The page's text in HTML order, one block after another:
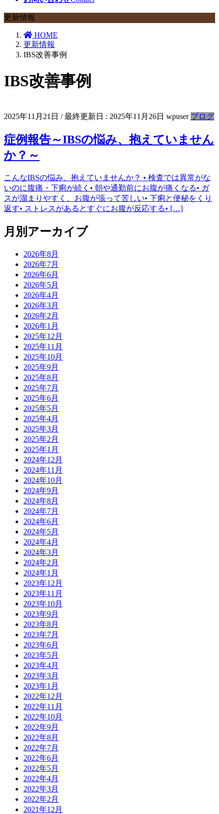
更新情報
HOME
更新情報
IBS改善事例
IBS改善事例
2025年11月21日 / 最終更新日 : 2025年11月26日 wpuser ブログ
症例報告～IBSの悩み、抱えていません
か？～
こんなIBSの悩み、抱えていませんか？ • 検査では異常がな
いのに腹痛・下痢が続く• 朝や通勤前にお腹が痛くなる• ガ
スが溜まりやすく、お腹が張って苦しい• 下痢と便秘をくり
返す• ストレスがあるとすぐにお腹が反応する• […]
月別アーカイブ
2026年8月
2026年7月
2026年6月
2026年5月
2026年4月
2026年3月
2026年2月
2026年1月
2025年12月
2025年11月
2025年10月
2025年9月
2025年8月
2025年7月
2025年6月
2025年5月
2025年4月
2025年3月
2025年2月
2025年1月
2024年12月
2024年11月
2024年10月
2024年9月
2024年8月
2024年7月
2024年6月
2024年5月
2024年4月
2024年3月
2024年2月
2024年1月
2023年12月
2023年11月
2023年10月
2023年9月
2023年8月
2023年7月
2023年6月
2023年5月
2023年4月
2023年3月
2023年1月
2022年12月
2022年11月
2022年10月
2022年9月
2022年8月
2022年7月
2022年6月
2022年5月
2022年4月
2022年3月
2022年2月
2021年12月